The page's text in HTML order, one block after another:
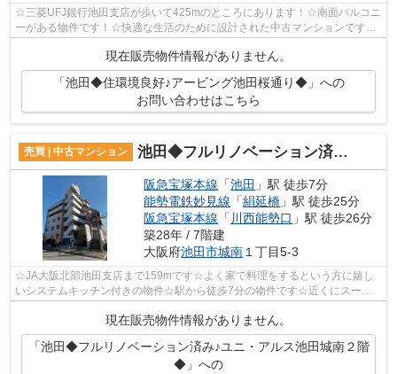
☆三菱UFJ銀行池田支店が歩いて425mのところにあります！☆南面バルコニ
ーがある物件です！☆快適な生活のために設計された中古マンションです！
☆専有面積は72.43㎡で広々とスペースを利...
現在販売物件情報がありません。
「池田◆住環境良好♪アービング池田桜通り◆」への
お問い合わせはこちら
売買 | 中古マンション 池田◆フルリノベーション済み♪ユニ・アルス池田城南２階◆
阪急宝塚本線 「池田 」駅 徒歩7分
能勢電鉄妙見線 「絹延橋 」駅 徒歩25分
阪急宝塚本線 「 川西能勢口 」駅 徒歩26分
築28年 / 7階建
大阪府池田市城南 １丁目5-3
☆JA大阪北部池田支店まで159mです☆よく家で料理をするという方に嬉し
いシステムキッチン付きの物件☆駅から徒歩7分の物件です☆近くにスーパ
現在販売物件情報がありません。
「池田◆フルリノベーション済み♪ユニ・アルス池田城南２階
◆」への